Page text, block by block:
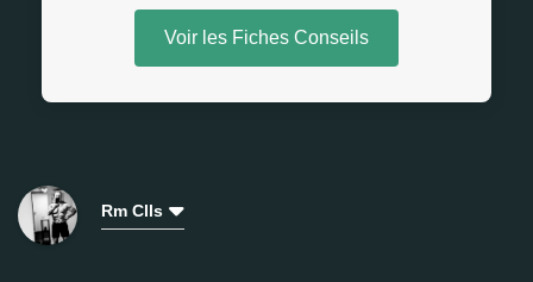
Voir les Fiches Conseils
Rm Clls